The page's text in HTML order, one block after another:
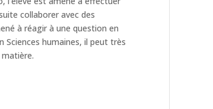
collaborer avec des
à réagir à une question en
Sciences humaines, il peut très